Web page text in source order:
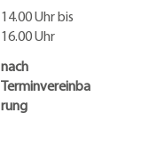
14.00 Uhr bis
16.00 Uhr
nach
Terminvereinba
rung